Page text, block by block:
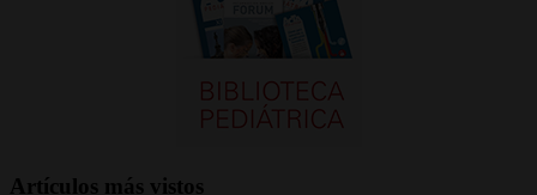
Artículos más vistos